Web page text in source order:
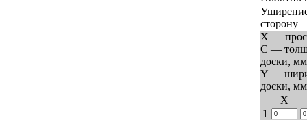
сторону
X —
C —
доски, мм
Y —
доски, мм
Х
1